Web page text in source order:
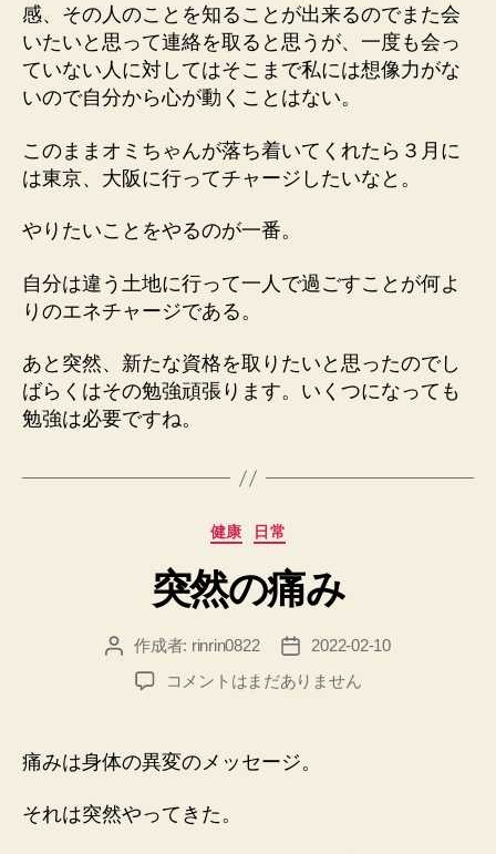
感、その人のことを知ることが出来るのでまた会
いたいと思って連絡を取ると思うが、一度も会っ
ていない人に対してはそこまで私には想像力がな
いので自分から心が動くことはない。
このままオミちゃんが落ち着いてくれたら３月に
は東京、大阪に行ってチャージしたいなと。
やりたいことをやるのが一番。
自分は違う土地に行って一人で過ごすことが何よ
りのエネチャージである。
あと突然、新たな資格を取りたいと思ったのでし
ばらくはその勉強頑張ります。いくつになっても
勉強は必要ですね。
カ
ゴ
リ
健康 日常
突然の痛み
投 作成者: rinrin0822
投
稿
日
2022-02-10
突
痛
み
の
コメントはまだありません
痛みは身体の異変のメッセージ。
それは突然やってきた。